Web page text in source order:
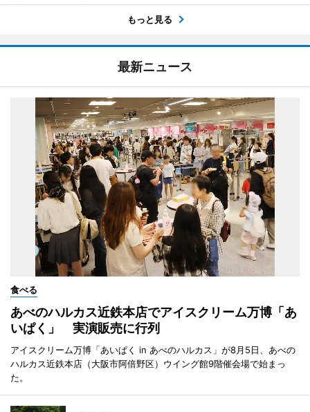
もっと見る
最新ニュース
食べる
あべのハルカス近鉄本店でアイスクリーム万博「あ
いぱく」 実演販売に行列
アイスクリーム万博「あいぱく in あべのハルカス」が8月5日、あべの
ハルカス近鉄本店（大阪市阿倍野区）ウイング館9階催会場で始まっ
た。